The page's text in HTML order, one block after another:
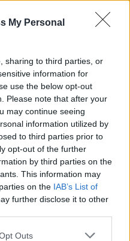
My Personal
sharing to third parties, or
information for
use the below opt-out
Please note that after your
may continue seeing
information utilized by
to third parties prior to
opt-out of the further
by third parties on the
This information may
on the IAB’s List of
further disclose it to other
uses one or more Google
Outs